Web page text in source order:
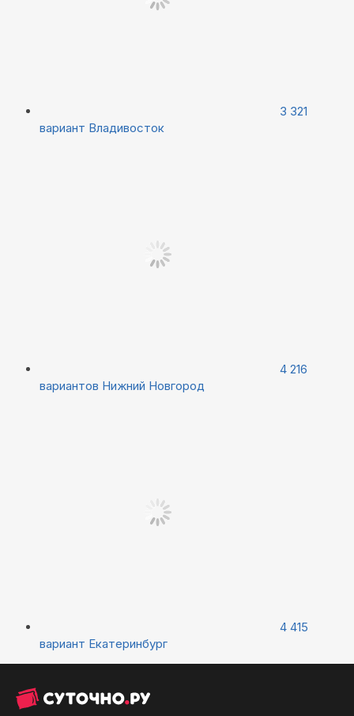
3 321
вариант Владивосток
4 216
вариантов Нижний Новгород
4 415
вариант Екатеринбург